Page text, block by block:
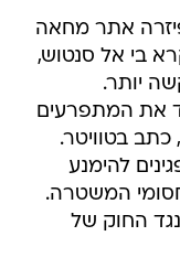
אתר מחאה
בי אל סנטוש,
יותר.
את המתפרעים
כתב בטוויטר.
להימנע
המשטרה.
החוק של